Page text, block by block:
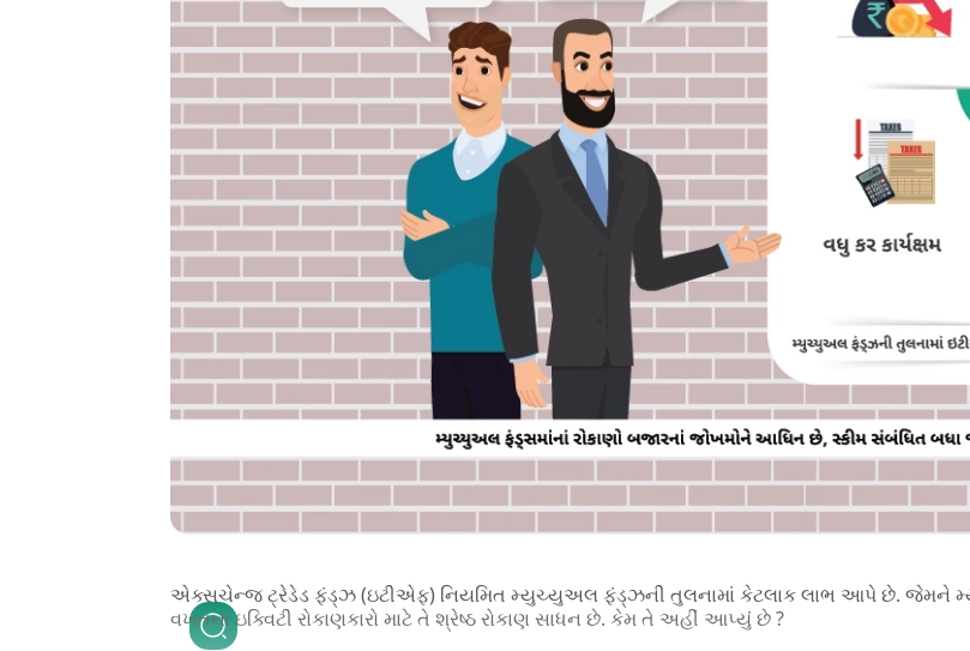
એક્સચેન્જ ટ્રેડેડ ફંડ્ઝ (ઇટીએફ) નિયમિત મ્યુચ્યુઅલ ફંડ્ઝની તુલનામાં કેટલાક લાભ આપે છે. જેમને
વખતના ઇક્વિટી રોકાણકારો માટે તે શ્રેષ્ઠ રોકાણ સાધન છે. કેમ તે અહીં આપ્યું છે ?